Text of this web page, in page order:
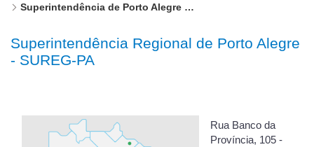
Superintendência de Porto Alegre - SUREG/PA
Superintendência Regional de Porto Alegre
- SUREG-PA
Rua Banco da
Província, 105 -